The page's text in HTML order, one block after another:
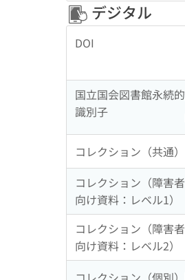
デジタル
DOI
国立国会図書館永続的
識別子
コレクション（共通）
コレクション（障害者
向け資料：レベル1）
コレクション（障害者
向け資料：レベル2）